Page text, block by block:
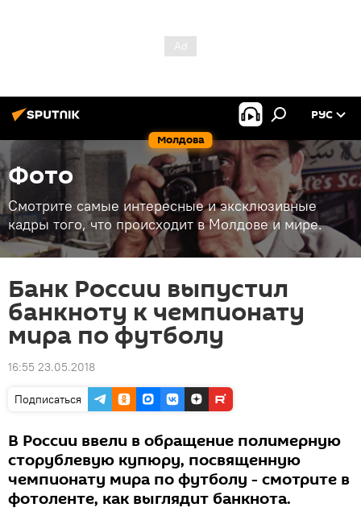
Молдова
РУС
Фото
Смотрите самые интересные и эксклюзивные
кадры того, что происходит в Молдове и мире.
Банк России выпустил
банкноту к чемпионату
мира по футболу
16:55 23.05.2018
Подписаться
В России ввели в обращение полимерную
сторублевую купюру, посвященную
чемпионату мира по футболу - смотрите в
фотоленте, как выглядит банкнота.